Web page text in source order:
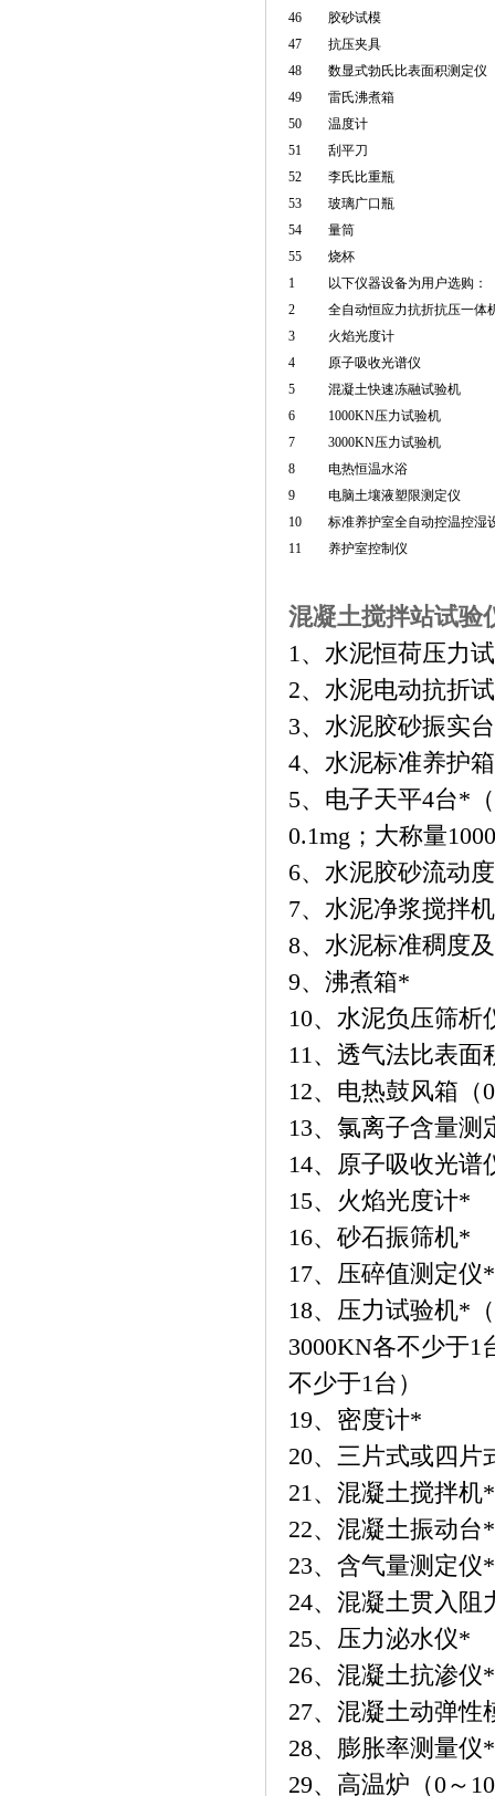
46
胶砂试模
47
抗压夹具
48
数显式勃氏比表面积测定仪
49
雷氏沸煮箱
50
温度计
51
刮平刀
52
李氏比重瓶
53
玻璃广口瓶
54
量筒
55
烧杯
1
以下仪器设备为用户选购：
2
全自动恒应力抗折抗压一体
3
火焰光度计
4
原子吸收光谱仪
5
混凝土快速冻融试验机
6
1000KN压力试验机
7
3000KN压力试验机
8
电热恒温水浴
9
电脑土壤液塑限测定仪
10
标准养护室全自动控温控湿
11
养护室控制仪
混凝土搅拌站试验
1、水泥恒荷压力
2、水泥电动抗折
3、水泥胶砂振实
4、水泥标准养护
5、电子天平4台*
0.1mg；大称量
6、水泥胶砂流动
7、水泥净浆搅拌
8、水泥标准稠度
9、沸煮箱*
10、水泥负压筛析
11、透气法比表面
12、电热鼓风箱
13、氯离子含量测
14、原子吸收光谱
15、火焰光度计*
16、砂石振筛机*
17、压碎值测定仪*
18、压力试验机*
3000KN各不少于1
不少于1台）
19、密度计*
20、三片式或四片
21、混凝土搅拌机*
22、混凝土振动台*
23、含气量测定仪*
24、混凝土贯入阻
25、压力泌水仪*
26、混凝土抗渗仪*
27、混凝土动弹性
28、膨胀率测量仪*
29、高温炉（0～